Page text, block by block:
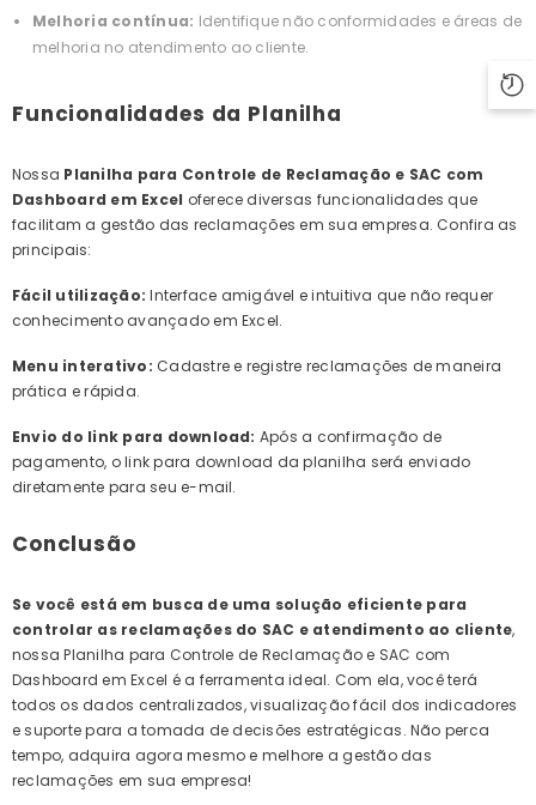
Melhoria contínua: Identifique não conformidades e áreas de
melhoria no atendimento ao cliente.
Funcionalidades da Planilha
Nossa Planilha para Controle de Reclamação e SAC com
Dashboard em Excel oferece diversas funcionalidades que
facilitam a gestão das reclamações em sua empresa. Confira as
principais:
Fácil utilização: Interface amigável e intuitiva que não requer
conhecimento avançado em Excel.
Menu interativo: Cadastre e registre reclamações de maneira
prática e rápida.
Envio do link para download: Após a confirmação de
pagamento, o link para download da planilha será enviado
diretamente para seu e-mail.
Conclusão
Se você está em busca de uma solução eficiente para
controlar as reclamações do SAC e atendimento ao cliente,
nossa Planilha para Controle de Reclamação e SAC com
Dashboard em Excel é a ferramenta ideal. Com ela, você terá
todos os dados centralizados, visualização fácil dos indicadores
e suporte para a tomada de decisões estratégicas. Não perca
tempo, adquira agora mesmo e melhore a gestão das
reclamações em sua empresa!